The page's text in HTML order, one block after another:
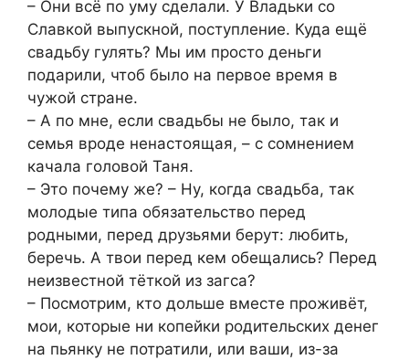
– Они всё по уму сделали. У Владьки со
Славкой выпускной, поступление. Куда ещё
свадьбу гулять? Мы им просто деньги
подарили, чтоб было на первое время в
чужой стране.
– А по мне, если свадьбы не было, так и
семья вроде ненастоящая, – с сомнением
качала головой Таня.
– Это почему же? – Ну, когда свадьба, так
молодые типа обязательство перед
родными, перед друзьями берут: любить,
беречь. А твои перед кем обещались? Перед
неизвестной тёткой из загса?
– Посмотрим, кто дольше вместе проживёт,
мои, которые ни копейки родительских денег
на пьянку не потратили, или ваши, из-за